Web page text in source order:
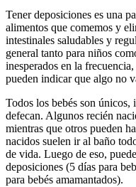
Tener deposiciones es una
alimentos que comemos y
intestinales saludables y
general tanto para niños
inesperados en la
pueden indicar que algo no
Todos los bebés son
defecan. Algunos recién
mientras que otros pueden
nacidos suelen ir al baño
de vida. Luego de eso,
deposiciones (5 días para
para bebés amamantados).